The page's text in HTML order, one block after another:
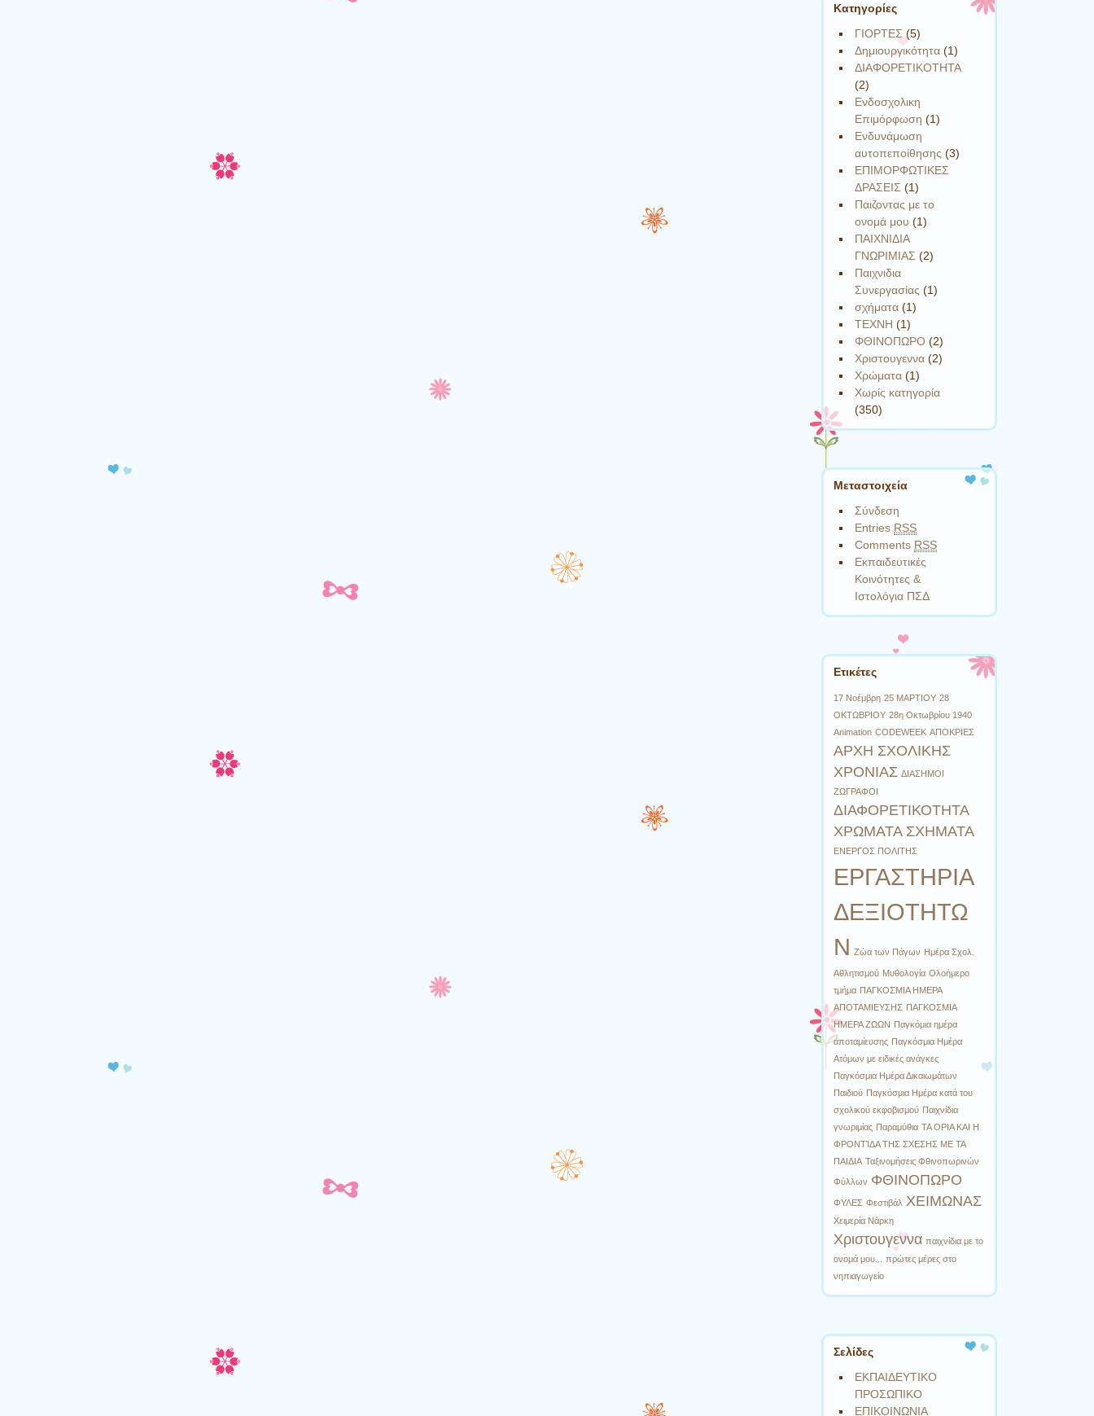
Kατηγορίες
ΓΙΟΡΤΕΣ (5)
Δημιουργικότητα (1)
ΔΙΑΦΟΡΕΤΙΚΟΤΗΤΑ
(2)
Ενδοσχολικη
Επιμόρφωση (1)
Ενδυνάμωση
αυτοπεποίθησης (3)
ΕΠΙΜΟΡΦΩΤΙΚΕΣ
ΔΡΑΣΕΙΣ (1)
Παιζοντας με το
ονομά μου (1)
ΠΑΙΧΝΙΔΙΑ
ΓΝΩΡΙΜΙΑΣ (2)
Παιχνιδια
Συνεργασίας (1)
σχήματα (1)
ΤΕΧΝΗ (1)
ΦΘΙΝΟΠΩΡΟ (2)
Χριστουγεννα (2)
Χρώματα (1)
Χωρίς κατηγορία
(350)
Μεταστοιχεία
Σύνδεση
Entries RSS
Comments RSS
Εκπαιδευτικές
Κοινότητες &
Ιστολόγια ΠΣΔ
Ετικέτες
17 Νοέμβρη 25 ΜΑΡΤΙΟΥ 28
ΟΚΤΩΒΡΙΟΥ 28η Οκτωβρίου 1940
Animation CODEWEEK ΑΠΟΚΡΙΕΣ
ΑΡΧΗ ΣΧΟΛΙΚΗΣ
ΧΡΟΝΙΑΣ ΔΙΑΣΗΜΟΙ
ΖΩΓΡΑΦΟΙ
ΔΙΑΦΟΡΕΤΙΚΟΤΗΤΑ
ΧΡΩΜΑΤΑ ΣΧΗΜΑΤΑ
ΕΝΕΡΓΟΣ ΠΟΛΙΤΗΣ
ΕΡΓΑΣΤΗΡΙΑ
ΔΕΞΙΟΤΗΤΩ
Ν Ζώα των Πάγων Ημέρα Σχολ.
Αθλητισμού Μυθολογία Ολοήμερο
τμήμα ΠΑΓΚΟΣΜΙΑ ΗΜΕΡΑ
ΑΠΟΤΑΜΙΕΥΣΗΣ ΠΑΓΚΟΣΜΙΑ
ΗΜΕΡΑ ΖΩΩΝ
Παγκόμια ημέρα
αποταμίευσης Παγκόσμια Ημέρα
Ατόμων με ειδικές ανάγκες
Παγκόσμια Ημέρα Δικαιωμάτων
Παιδιού Παγκόσμια Ημέρα κατά του
σχολικού εκφοβισμού Παιχνίδια
γνωριμίας Παραμύθια ΤΑ ΟΡΙΑ ΚΑΙ Η
ΦΡΟΝΤΊΔΑ ΤΗΣ ΣΧΕΣΗΣ ΜΕ ΤΑ
ΠΑΙΔΙΑ Ταξινομήσεις Φθινοπωρινών
Φύλλων ΦΘΙΝΟΠΩΡΟ
ΦΥΛΕΣ Φεστιβάλ ΧΕΙΜΩΝΑΣ
Χειμερία Νάρκη
Χριστουγεννα παιχνίδια με το
ονομά μου... πρώτες μέρες στο
νηπιαγωγείο
Σελίδες
ΕΚΠΑΙΔΕΥΤΙΚΟ
ΠΡΟΣΩΠΙΚΟ
ΕΠΙΚΟΙΝΩΝΙΑ